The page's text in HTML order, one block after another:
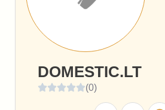
DOMESTIC.LT
(0)